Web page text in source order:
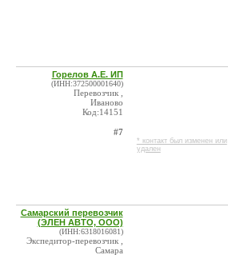
Горелов А.Е. ИП
(ИНН:372500001640)
Перевозчик ,
Иваново
Код:14151
#7
* контакт был изменен или
удален
Самарский перевозчик
(ЭЛЕН АВТО, ООО)
(ИНН:6318016081)
Экспедитор-перевозчик ,
Самара